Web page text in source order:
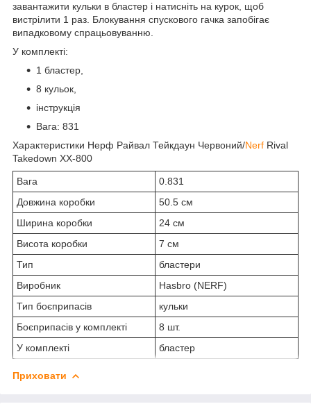
завантажити кульки в бластер і натисніть на курок, щоб
вистрілити 1 раз. Блокування спускового гачка запобігає
випадковому спрацьовуванню.
У комплекті:
1 бластер,
8 кульок,
інструкція
Вага: 831
Характеристики Нерф Райвал Тейкдаун Червоний/Nerf Rival
Takedown XX-800
Вага
0.831
Довжина коробки
50.5 см
Ширина коробки
24 см
Висота коробки
7 см
Тип
бластери
Виробник
Hasbro (NERF)
Тип боєприпасів
кульки
Боєприпасів у комплекті
8 шт.
У комплекті
бластер
Приховати